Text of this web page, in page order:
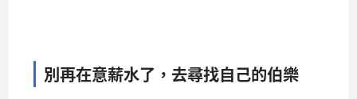
別再在意薪水了，去尋找自己的伯樂